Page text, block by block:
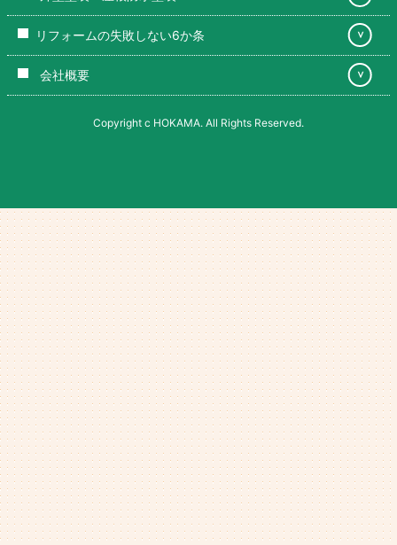
リフォームの失敗しない6か条 ＞
会社概要 ＞
Copyright c HOKAMA. All Rights Reserved.